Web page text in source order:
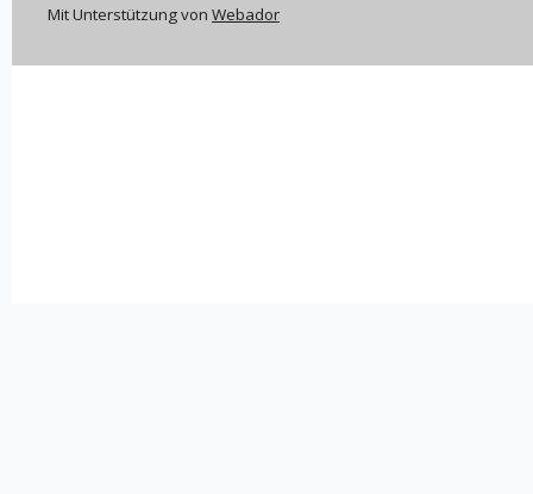
Mit Unterstützung von Webador